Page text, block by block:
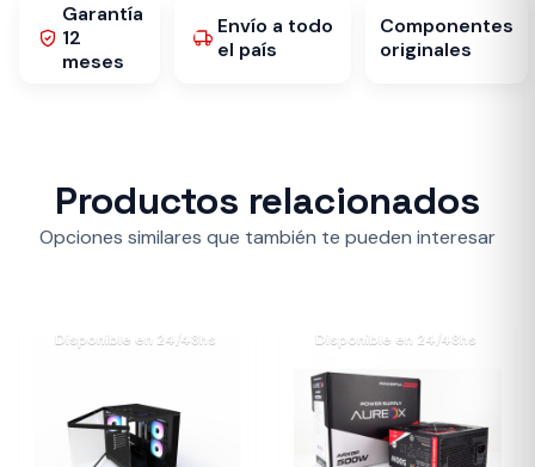
Garantía
12
meses
Envío a todo
el país
Componentes
originales
Productos relacionados
Opciones similares que también te pueden interesar
Disponible en 24/48hs Disponible en 24/48hs